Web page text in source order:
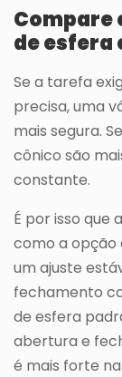
Compare
de esfera
Se a tarefa
precisa, uma
mais segura.
cônico são
constante.
É por isso que
como a opção
um ajuste
fechamento
de esfera
abertura e
é mais forte